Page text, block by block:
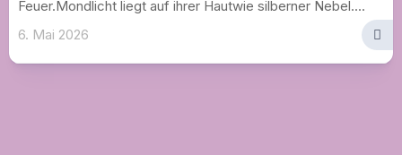
Feuer.Mondlicht liegt auf ihrer Hautwie silberner Nebel....
6. Mai 2026